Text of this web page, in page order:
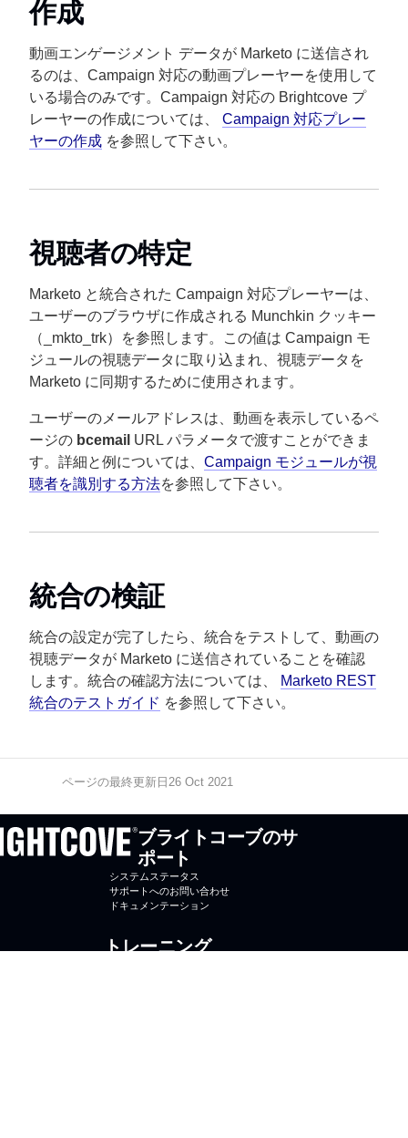
作成
動画エンゲージメント データが Marketo に送信され
るのは、Campaign 対応の動画プレーヤーを使用して
いる場合のみです。Campaign 対応の Brightcove プ
レーヤーの作成については、 Campaign 対応プレー
ヤーの作成 を参照して下さい。
視聴者の特定
Marketo と統合された Campaign 対応プレーヤーは、
ユーザーのブラウザに作成される Munchkin クッキー
（_mkto_trk）を参照します。この値は Campaign モ
ジュールの視聴データに取り込まれ、視聴データを
Marketo に同期するために使用されます。
ユーザーのメールアドレスは、動画を表示しているペ
ージの bcemail URL パラメータで渡すことができま
す。詳細と例については、 Campaign モジュールが視
聴者を識別する方法を参照して下さい。
統合の検証
統合の設定が完了したら、統合をテストして、動画の
視聴データが Marketo に送信されていることを確認
します。統合の確認方法については、
Marketo REST
統合のテストガイド を参照して下さい。
ページの最終更新日26 Oct 2021
ブライトコーブのサ
ポート
システムステータス
サポートへのお問い合わせ
ドキュメンテーション
トレーニング